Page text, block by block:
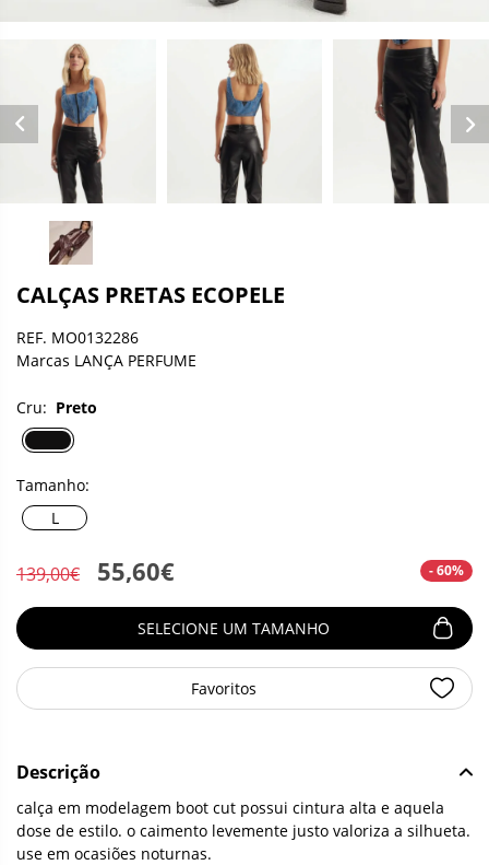
CALÇAS PRETAS ECOPELE
REF. MO0132286
Marcas LANÇA PERFUME
Cru: Preto
Tamanho:
L
139,00€ 55,60€ - 60%
SELECIONE UM TAMANHO
Favoritos
Descrição
calça em modelagem boot cut possui cintura alta e aquela
dose de estilo. o caimento levemente justo valoriza a silhueta.
use em ocasiões noturnas.